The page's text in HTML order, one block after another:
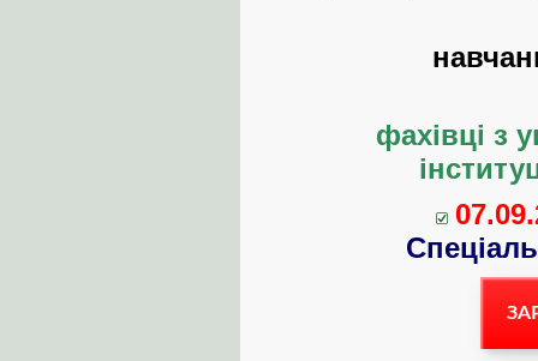
фахівці з